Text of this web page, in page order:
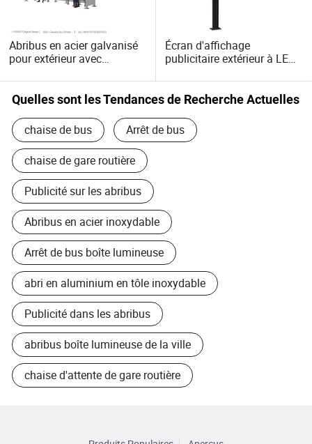
Abribus en acier galvanisé
pour extérieur avec
par énergie solaire
Écran d'affichage
publicitaire extérieur à LED
structure en acier
Quelles sont les Tendances de Recherche Actuelles
chaise de bus Arrêt de bus
chaise de gare routière
Publicité sur les abribus
Abribus en acier inoxydable
Arrêt de bus boîte lumineuse
abri en aluminium en tôle inoxydable
Publicité dans les abribus
abribus boîte lumineuse de la ville
chaise d'attente de gare routière